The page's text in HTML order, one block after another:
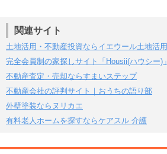
関連サイト
土地活用・不動産投資ならイエウール土地活用
完全会員制の家探しサイト「Housii(ハウシー)」
不動産査定・売却ならすまいステップ
不動産会社の評判サイト｜おうちの語り部
外壁塗装ならヌリカエ
有料老人ホームを探すならケアスル 介護